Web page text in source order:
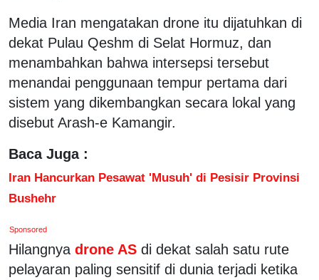
Media Iran mengatakan drone itu dijatuhkan di
dekat Pulau Qeshm di Selat Hormuz, dan
menambahkan bahwa intersepsi tersebut
menandai penggunaan tempur pertama dari
sistem yang dikembangkan secara lokal yang
disebut Arash-e Kamangir.
Baca Juga :
Iran Hancurkan Pesawat 'Musuh' di Pesisir Provinsi
Bushehr
Sponsored
Hilangnya drone AS di dekat salah satu rute
pelayaran paling sensitif di dunia terjadi ketika